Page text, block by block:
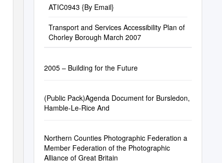
ATIC0943 {By Email}
Transport and Services Accessibility Plan of
Chorley Borough March 2007
2005 – Building for the Future
(Public Pack)Agenda Document for Bursledon,
Hamble-Le-Rice And
Northern Counties Photographic Federation a
Member Federation of the Photographic
Alliance of Great Britain